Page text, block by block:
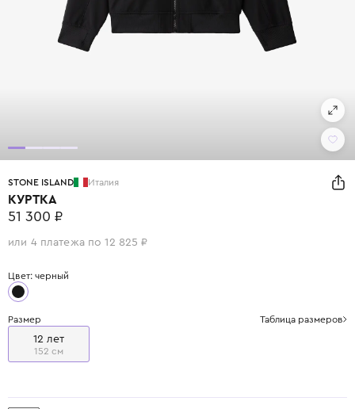
STONE ISLAND Италия
КУРТКА
51 300 ₽
или 4 платежа по 12 825 ₽
Цвет: черный
Размер Таблица размеров
12 лет
152 см